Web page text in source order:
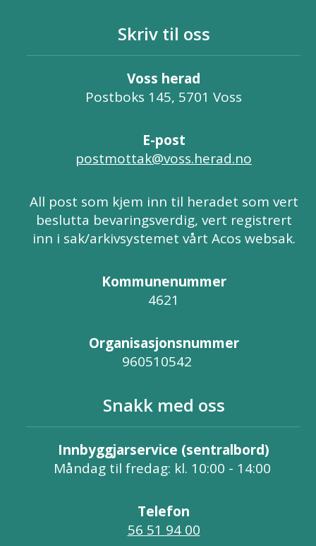
Skriv til oss
Voss herad
Postboks 145, 5701 Voss
E-post
postmottak@voss.herad.no
All post som kjem inn til heradet som vert
beslutta bevaringsverdig, vert registrert
inn i sak/arkivsystemet vårt Acos websak.
Kommunenummer
4621
Organisasjonsnummer
960510542
Snakk med oss
Innbyggjarservice (sentralbord)
Måndag til fredag: kl. 10:00 - 14:00
Telefon
56 51 94 00